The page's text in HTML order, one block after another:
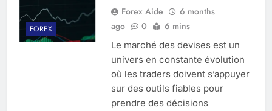
FOREX
Forex Aide
6 months
ago
0 6 mins
Le marché des devises est un
univers en constante évolution
où les traders doivent s’appuyer
sur des outils fiables pour
prendre des décisions